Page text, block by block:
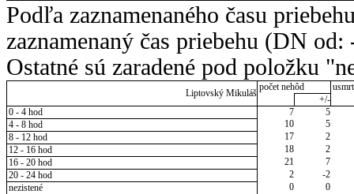
Podľa zaznamenaného času
zaznamenaný čas priebehu (DN
Ostatné sú zaradené pod položku
Liptovský Mikuláš
počet nehôd
+/-
0 - 4 hod
7
5
4 - 8 hod
10
5
8 - 12 hod
17
2
12 - 16 hod
18
2
16 - 20 hod
21
7
20 - 24 hod
2
-2
nezistené
0 0